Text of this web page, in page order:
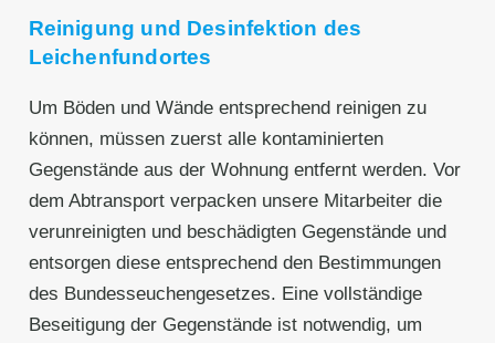
Reinigung und Desinfektion des
Leichenfundortes
Um Böden und Wände entsprechend reinigen zu
können, müssen zuerst alle kontaminierten
Gegenstände aus der Wohnung entfernt werden. Vor
dem Abtransport verpacken unsere Mitarbeiter die
verunreinigten und beschädigten Gegenstände und
entsorgen diese entsprechend den Bestimmungen
des Bundesseuchengesetzes. Eine vollständige
Beseitigung der Gegenstände ist notwendig, um